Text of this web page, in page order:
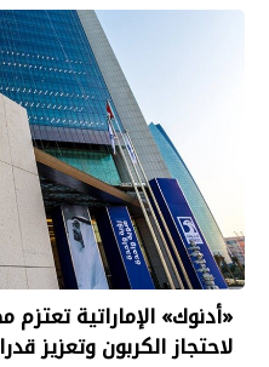
«أدنوك» الإماراتية
لاحتجاز الكربون وتعزيز